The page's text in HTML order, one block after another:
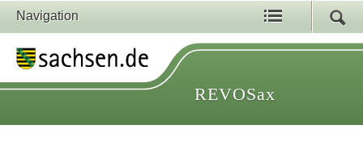
Navigation
REVOSax